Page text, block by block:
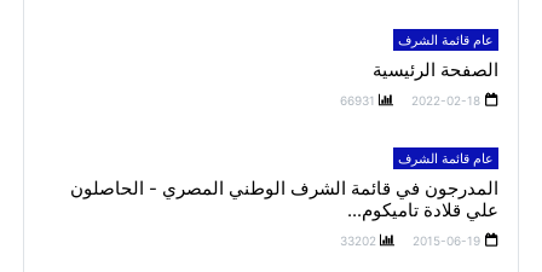
عام قائمة الشرف
الصفحة الرئيسية
2022-02-18
66931
عام قائمة الشرف
المدرجون في قائمة الشرف الوطني المصري - الحاصلون
علي قلادة تاميكوم...
2015-06-19
33202